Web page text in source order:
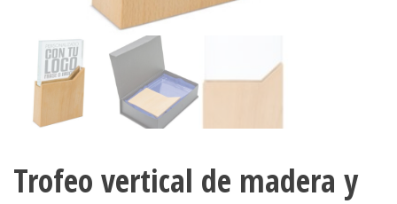
Trofeo vertical de madera y